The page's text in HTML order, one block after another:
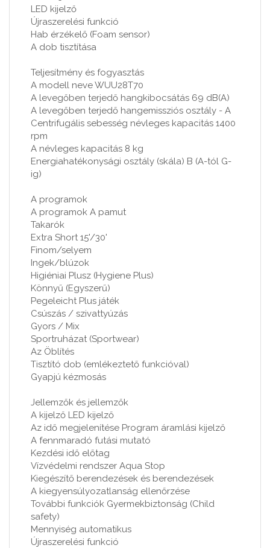
LED kijelző
Újraszerelési funkció
Hab érzékelő (Foam sensor)
A dob tisztítása
Teljesítmény és fogyasztás
A modell neve WUU28T70
A levegőben terjedő hangkibocsátás 69 dB(A)
A levegőben terjedő hangemissziós osztály - A
Centrifugális sebesség névleges kapacitás 1400
rpm
A névleges kapacitás 8 kg
Energiahatékonysági osztály (skála) B (A-tól G-
ig)
A programok
A programok A pamut
Takarók
Extra Short 15'/30'
Finom/selyem
Ingek/blúzok
Higiéniai Plusz (Hygiene Plus)
Könnyű (Egyszerű)
Pegeleicht Plus játék
Csúszás / szivattyúzás
Gyors / Mix
Sportruházat (Sportwear)
Az Öblítés
Tisztító dob (emlékeztető funkcióval)
Gyapjú kézmosás
Jellemzők és jellemzők
A kijelző LED kijelző
Az idő megjelenítése Program áramlási kijelző
A fennmaradó futási mutató
Kezdési idő előtag
Vízvédelmi rendszer Aqua Stop
Kiegészítő berendezések és berendezések
A kiegyensúlyozatlanság ellenőrzése
További funkciók Gyermekbiztonság (Child
safety)
Mennyiség automatikus
Újraszerelési funkció